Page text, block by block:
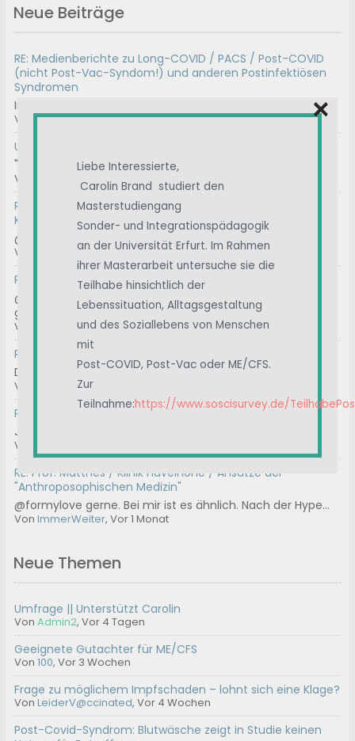
Neue Beiträge
RE: Medienberichte zu Long-COVID / PACS / Post-COVID
(nicht Post-Vac-Syndom!) und anderen Postinfektiösen
Syndromen
Interdisziplinäres, kollaboratives D-A-CH Konsensus-Sta...
VonAlbert, Vor 2 Tagen
Umfrage || Unterstützt Carolin
"Liebe Interessierte, mein Name ist Carolin Brand und...
Von , Vor 4 Tagen
RE: Frage zu möglichem Impfschaden – lohnt sich eine
Klage?
@help100 Danke! Ja, der Widerspruch ist geschrieben. Bi...
Von , Vor 2 Wochen
RE: Geeignete Gutachter für ME/CFS
@thrbnhnck Hast du die Kontakt Mail-Adresse
genommen...
Von , Vor 3 Wochen
RE: Chargen-Nummer
Das können wir machen.
Von , Vor 3 Wochen
RE: Immunglobuline / IvIg
Januar 2025 A review of intravenous immunoglobulin in...
Von
RE: Prof. Matthes / Klinik Havelhöhe / Ansätze der
"Anthroposophischen Medizin"
@formylove gerne. Bei mir ist es ähnlich. Nach der Hype...
VonImmerWeiter, Vor 1 Monat
Neue Themen
Umfrage || Unterstützt Carolin
VonAdmin2,Vor 4 Tagen
Geeignete Gutachter für ME/CFS
Von100,Vor 3 Wochen
Frage zu möglichem Impfschaden – lohnt sich eine Klage?
VonLeiderV@ccinated,Vor 4 Wochen
Post-Covid-Syndrom: Blutwäsche zeigt in Studie keinen
Liebe Interessierte,
Carolin Brand studiert den
Masterstudiengang
Sonder- und Integrationspädagogik
an der Universität Erfurt. Im Rahmen
ihrer Masterarbeit untersuche sie die
Teilhabe hinsichtlich der
Lebenssituation, Alltagsgestaltung
und des Soziallebens von Menschen
mit
Post-COVID, Post-Vac oder ME/CFS.
Zur
Teilnahme:https://www.soscisurvey.de/
×